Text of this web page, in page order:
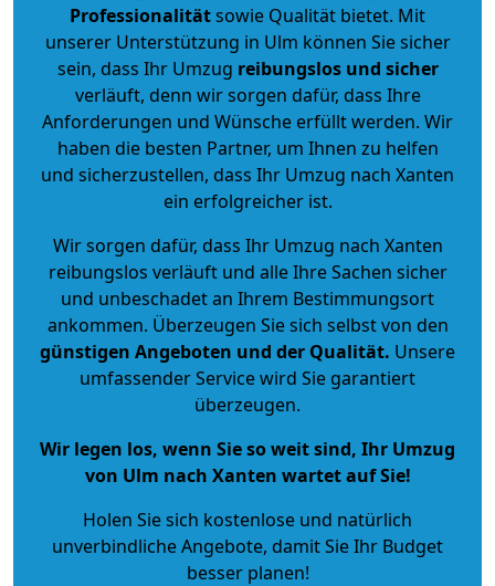
Professionalitätsowie Qualität bietet. Mit
unserer Unterstützung in Ulm können Sie sicher
sein, dass Ihr Umzug reibungslos und sicher
verläuft, denn wir sorgen dafür, dass Ihre
Anforderungen und Wünsche erfüllt werden. Wir
haben die besten Partner, um Ihnen zu helfen
und sicherzustellen, dass Ihr Umzug nach Xanten
ein erfolgreicher ist.
Wir sorgen dafür, dass Ihr Umzug nach Xanten
reibungslos verläuft und alle Ihre Sachen sicher
und unbeschadet an Ihrem Bestimmungsort
ankommen. Überzeugen Sie sich selbst von den
günstigen Angeboten und der Qualität. Unsere
umfassender Service wird Sie garantiert
überzeugen.
Wir legen los, wenn Sie so weit sind, Ihr Umzug
von Ulm nach Xanten wartet auf Sie!
Holen Sie sich kostenlose und natürlich
unverbindliche Angebote, damit Sie Ihr Budget
besser planen!